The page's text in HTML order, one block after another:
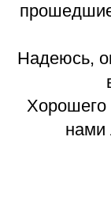
Надеюсь,
Хорошего